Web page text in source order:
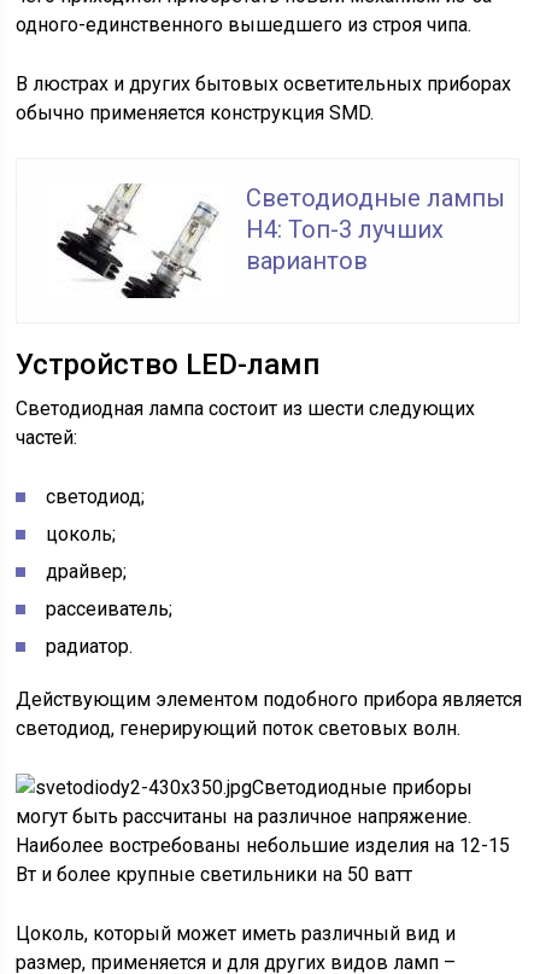
одного-единственного вышедшего из строя чипа.
В люстрах и других бытовых осветительных приборах
обычно применяется конструкция SMD.
Светодиодные лампы
H4: Топ-3 лучших
вариантов
Устройство LED-ламп
Светодиодная лампа состоит из шести следующих
частей:
светодиод;
цоколь;
драйвер;
рассеиватель;
радиатор.
Действующим элементом подобного прибора является
светодиод, генерирующий поток световых волн.
Светодиодные приборы
могут быть рассчитаны на различное напряжение.
Наиболее востребованы небольшие изделия на 12-15
Вт и более крупные светильники на 50 ватт
Цоколь, который может иметь различный вид и
размер, применяется и для других видов ламп –